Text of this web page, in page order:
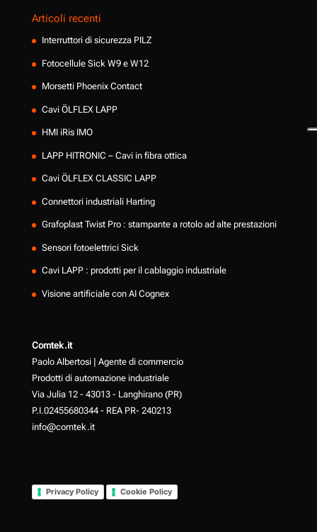
Articoli recenti
Interruttori di sicurezza PILZ
Fotocellule Sick W9 e W12
Morsetti Phoenix Contact
Cavi ÖLFLEX LAPP
HMI iRis IMO
LAPP HITRONIC – Cavi in fibra ottica
Cavi ÖLFLEX CLASSIC LAPP
Connettori industriali Harting
Grafoplast Twist Pro : stampante a rotolo ad alte prestazioni
Sensori fotoelettrici Sick
Cavi LAPP : prodotti per il cablaggio industriale
Visione artificiale con AI Cognex
Comtek.it
Paolo Albertosi | Agente di commercio
Prodotti di automazione industriale
Via Julia 12 - 43013 - Langhirano (PR)
P.I.02455680344 - REA PR- 240213
info@comtek.it
Privacy Policy Cookie Policy